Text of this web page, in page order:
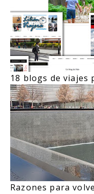
18 blogs de viajes
Razones para